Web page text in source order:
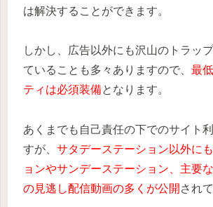
は解決することができます。
しかし、広告以外にも沢山のトラッ
ていることも多々ありますので、 最
ティは必須装備となります。
あくまでも自己責任の下でのサイト
すが、 サタデーステーション以外に
ョンやサンデーステーション、主要
の見逃し配信動画の多くが公開 され